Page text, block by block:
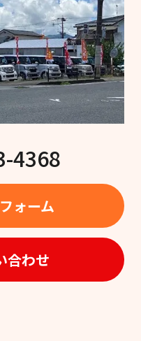
4368
ォーム
合わせ